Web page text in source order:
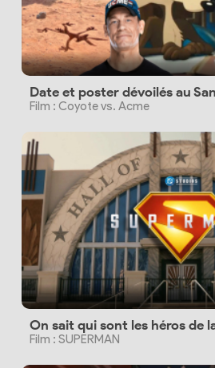
Date et poster dévoilés au
Film : Coyote vs. Acme
On sait qui sont les héros de
Film : SUPERMAN